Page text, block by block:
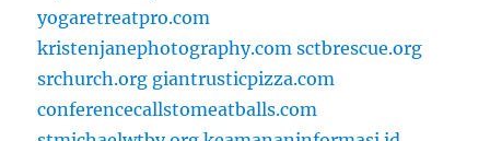
yogaretreatpro.com
kristenjanephotography.com sctbrescue.org
srchurch.org giantrusticpizza.com
conferencecallstomeatballs.com